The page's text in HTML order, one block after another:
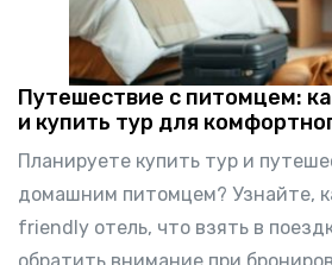
Путешествие с питомцем:
и купить тур для
Планируете купить тур и
домашним питомцем? Узнайте,
friendly отель, что взять в